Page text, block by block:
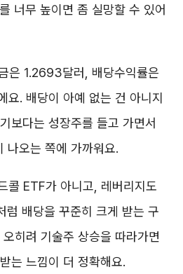
너무 높이면 좀 실망할 수 있어
은 1.2693달러, 배당수익률은
. 배당이 아예 없는 건 아니지
보다는 성장주를 들고 가면서
나오는 쪽에 가까워요.
콜 ETF가 아니고, 레버리지도
럼 배당을 꾸준히 크게 받는 구
히려 기술주 상승을 따라가면
는 느낌이 더 정확해요.